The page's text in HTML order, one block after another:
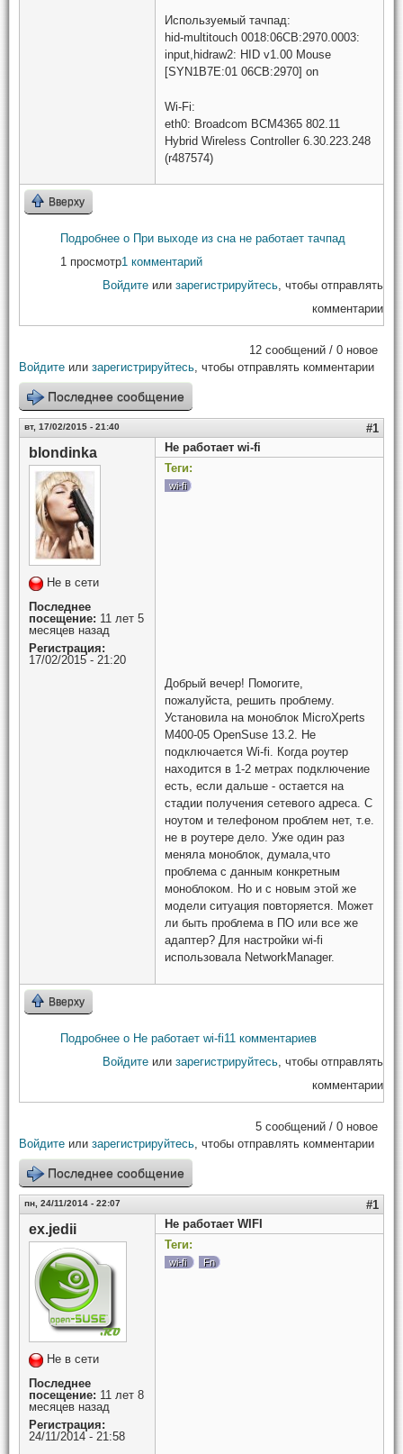
Используемый тачпад:
hid-multitouch 0018:06CB:2970.0003:
input,hidraw2: HID v1.00 Mouse
[SYN1B7E:01 06CB:2970] on
Wi-Fi:
eth0: Broadcom BCM4365 802.11
Hybrid Wireless Controller 6.30.223.248
(r487574)
Вверху
Подробнее о При выходе из сна не работает тачпад
1 просмотр1 комментарий
Войдите или зарегистрируйтесь, чтобы отправлять
комментарии
12 сообщений / 0 новое
Войдите или зарегистрируйтесь, чтобы отправлять комментарии
Последнее сообщение
вт, 17/02/2015 - 21:40 #1
blondinka
Не в сети
Последнее
посещение: 11 лет 5
месяцев назад
Регистрация:
17/02/2015 - 21:20
Не работает wi-fi
Теги:
wi-fi
Добрый вечер! Помогите,
пожалуйста, решить проблему.
Установила на моноблок MicroXperts
M400-05 OpenSuse 13.2. Не
подключается Wi-fi. Когда роутер
находится в 1-2 метрах подключение
есть, если дальше - остается на
стадии получения сетевого адреса. С
ноутом и телефоном проблем нет, т.е.
не в роутере дело. Уже один раз
меняла моноблок, думала,что
проблема с данным конкретным
моноблоком. Но и с новым этой же
модели ситуация повторяется. Может
ли быть проблема в ПО или все же
адаптер? Для настройки wi-fi
использовала NetworkManager.
Вверху
Подробнее о Не работает wi-fi11 комментариев
Войдите или зарегистрируйтесь , чтобы отправлять
комментарии
5 сообщений / 0 новое
Войдите или зарегистрируйтесь , чтобы отправлять комментарии
Последнее сообщение
пн, 24/11/2014 - 22:07 #1
ex.jedii
Не в сети
Последнее
посещение: 11 лет 8
месяцев назад
Регистрация:
24/11/2014 - 21:58
Не работает WIFI
Теги:
wi-fi Fn